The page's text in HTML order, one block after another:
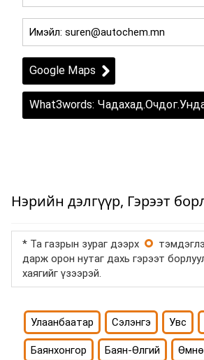
Google Maps
What3words:
Нэрийн дэлгүүр, Гэрээт
* Та газрын зураг дээрх
дарж орон нутаг дахь гэрээт
хаягийг үзээрэй.
Улаанбаатар Сэлэнгэ Увс
Баянхонгор Баян-Өлгий